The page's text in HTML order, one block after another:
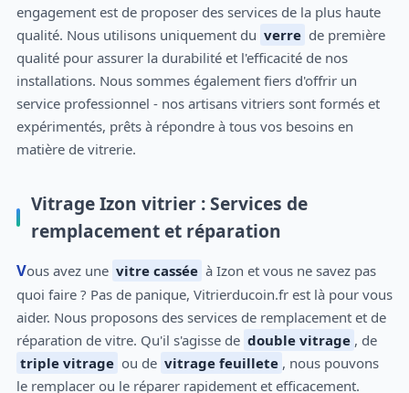
engagement est de proposer des services de la plus haute
qualité. Nous utilisons uniquement du verre de première
qualité pour assurer la durabilité et l'efficacité de nos
installations. Nous sommes également fiers d'offrir un
service professionnel - nos artisans vitriers sont formés et
expérimentés, prêts à répondre à tous vos besoins en
matière de vitrerie.
Vitrage Izon vitrier : Services de
remplacement et réparation
Vous avez une vitre cassée à Izon et vous ne savez pas
quoi faire ? Pas de panique, Vitrierducoin.fr est là pour vous
aider. Nous proposons des services de remplacement et de
réparation de vitre. Qu'il s'agisse de double vitrage , de
triple vitrage ou de vitrage feuillete , nous pouvons
le remplacer ou le réparer rapidement et efficacement.